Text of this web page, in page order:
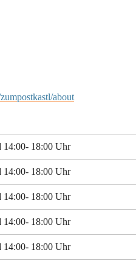
about
14:00- 18:00 Uhr
14:00- 18:00 Uhr
14:00- 18:00 Uhr
14:00- 18:00 Uhr
14:00- 18:00 Uhr